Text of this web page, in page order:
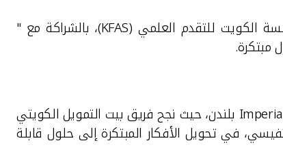
KFAS)، بالشراكة مع "
مبتكرة.
بلندن، حيث نجح فريق بيت التمويل الكويتي
في تحويل الأفكار المبتكرة إلى حلول قابلة